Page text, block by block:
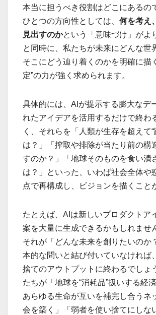
本当に担うべき役割はどこにあるの
ひとつの方向性としては、 何を考え
見出すのかという「意味づけ」がよ
と同時に、私たちが未来にどんな世
そこにどう辿り着くのかを明確に描
定”の力が強く求められます。
具体的には、AIが提示する膨大なデ
れたアイデアを活用するだけで終わ
く、それらを「人類が生存を超えて“
は？」「搾取や排除が当たり前の構
すのか？」「地球そのものを食い潰
は？」といった、いわば社会全体や
点で再構成し、ビジョンを描くこと
たとえば、AIは新しいプロダクトア
案を大量に生成できるかもしれませ
それが「どんな未来を創りたいのか
本的な問いと結び付いていなければ
捨てのアウトプットに終わるでしょ
たちが「地球を“消耗品”扱いする経
あらゆる生命が互いを補完し合うネ
会を築く」「弱者を使い捨てにしな